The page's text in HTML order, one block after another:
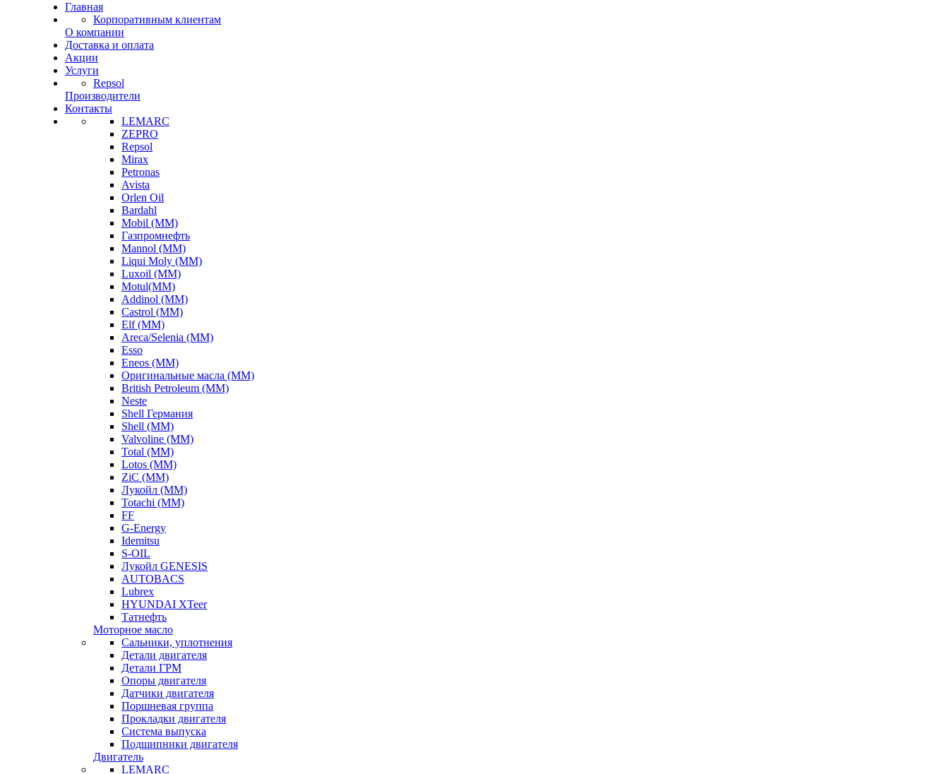
Главная
Корпоративным клиентам
О компании
Доставка и оплата
Акции
Услуги
Repsol
Производители
Контакты
LEMARC
ZEPRO
Repsol
Mirax
Petronas
Avista
Orlen Oil
Bardahl
Mobil (ММ)
Газпромнефть
Mannol (ММ)
Liqui Moly (ММ)
Luxoil (ММ)
Motul(ММ)
Addinol (ММ)
Castrol (ММ)
Elf (ММ)
Areca/Selenia (ММ)
Esso
Eneos (ММ)
Оригинальные масла (ММ)
British Petroleum (ММ)
Neste
Shell Германия
Shell (ММ)
Valvoline (ММ)
Total (ММ)
Lotos (ММ)
ZiC (ММ)
Лукойл (ММ)
Totachi (MM)
FF
G-Energy
Idemitsu
S-OIL
Лукойл GENESIS
AUTOBACS
Lubrex
HYUNDAI XTeer
Татнефть
Моторное масло
Сальники, уплотнения
Детали двигателя
Детали ГРМ
Опоры двигателя
Датчики двигателя
Поршневая группа
Прокладки двигателя
Система выпуска
Подшипники двигателя
Двигатель
LEMARC